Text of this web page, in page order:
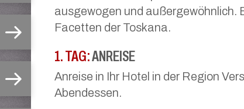
ausgewogen und außergewöhnlich.
Facetten der Toskana.
1. TAG:ANREISE
Anreise in Ihr Hotel in der Region
Abendessen.